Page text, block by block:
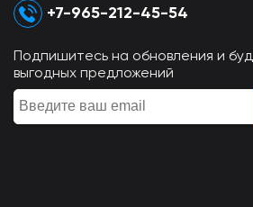
+7-965-212-45-54
Подпишитесь на обновления и
выгодных предложений